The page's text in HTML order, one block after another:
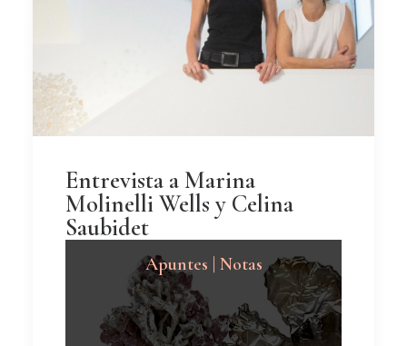
Entrevista a Marina
Molinelli Wells y Celina
Saubidet
Apuntes | Notas